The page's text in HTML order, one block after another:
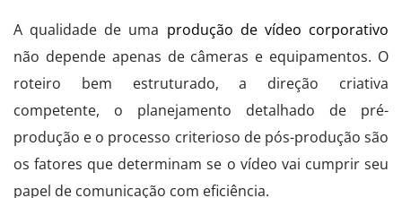
A qualidade de uma produção de vídeo corporativo
não depende apenas de câmeras e equipamentos. O
roteiro bem estruturado, a direção criativa
competente, o planejamento detalhado de pré-
produção e o processo criterioso de pós-produção são
os fatores que determinam se o vídeo vai cumprir seu
papel de comunicação com eficiência.